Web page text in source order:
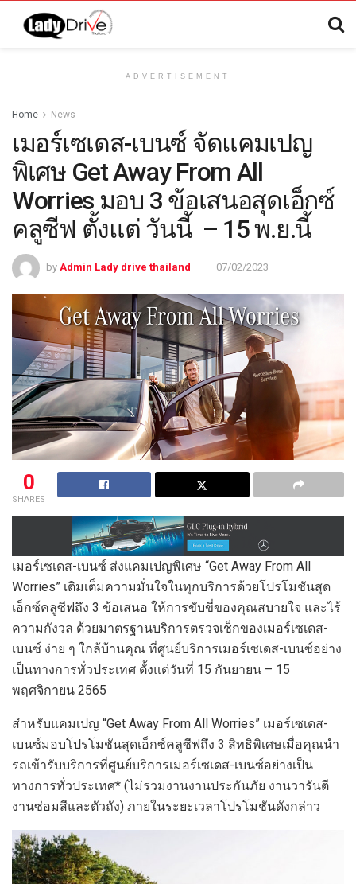
ADVERTISEMENT
Home News
เมอร์เซเดส-เบนซ์ จัดแคมเปญ
พิเศษ Get Away From All
Worries มอบ 3 ข้อเสนอสุดเอ็กซ์
คลูซีฟ ตั้งแต่ วันนี้ – 15 พ.ย.นี้
by Admin Lady drive thailand 07/02/2023
0
SHARES
เมอร์เซเดส-เบนซ์ ส่งแคมเปญพิเศษ “Get Away From All
Worries” เติมเต็มความมั่นใจในทุกบริการด้วยโปรโมชันสุด
เอ็กซ์คลูซีฟถึง 3 ข้อเสนอ ให้การขับขี่ของคุณสบายใจ และไร้
ความกังวล ด้วยมาตรฐานบริการตรวจเช็กของเมอร์เซเดส-
เบนซ์ ง่าย ๆ ใกล้บ้านคุณ ที่ศูนย์บริการเมอร์เซเดส-เบนซ์อย่าง
เป็นทางการทั่วประเทศ ตั้งแต่วันที่ 15 กันยายน – 15
พฤศจิกายน 2565
สำหรับแคมเปญ “Get Away From All Worries” เมอร์เซเดส-
เบนซ์มอบโปรโมชันสุดเอ็กซ์คลูซีฟถึง 3 สิทธิพิเศษเมื่อคุณนำ
รถเข้ารับบริการที่ศูนย์บริการเมอร์เซเดส-เบนซ์อย่างเป็น
ทางการทั่วประเทศ* (ไม่รวมงานงานประกันภัย งานวารันตี
งานซ่อมสีและตัวถัง) ภายในระยะเวลาโปรโมชันดังกล่าว